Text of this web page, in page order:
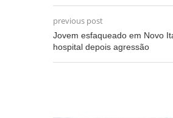
previous post
Jovem esfaqueado em Novo
hospital depois agressão